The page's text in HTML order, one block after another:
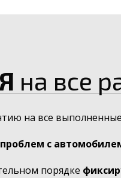
на все
на все
с
порядке